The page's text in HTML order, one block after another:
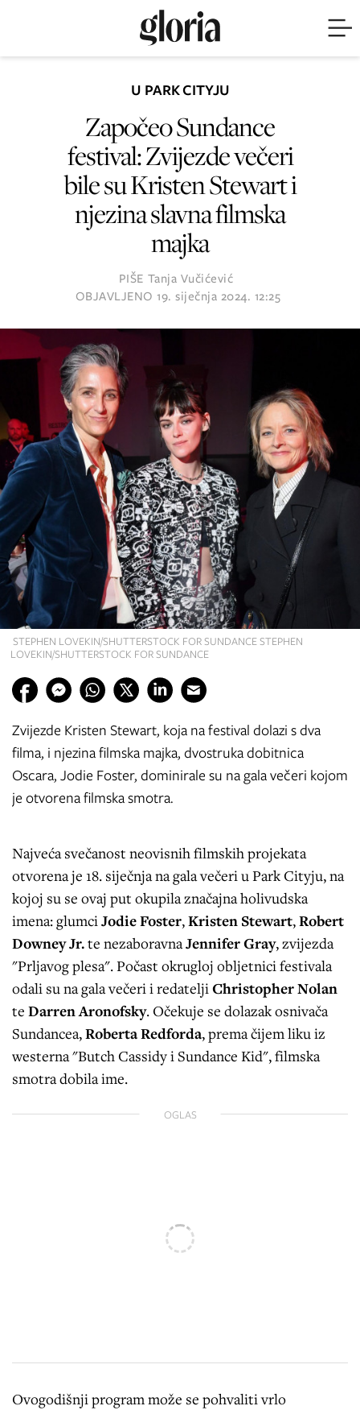
STEPHEN LOVEKIN/SHUTTERSTOCK FOR SUNDANCE STEPHEN
LOVEKIN/SHUTTERSTOCK FOR SUNDANCE
U PARK CITYJU
Započeo Sundance
festival: Zvijezde večeri
bile su Kristen Stewart i
njezina slavna filmska
majka
PIŠE Tanja Vučićević
OBJAVLJENO19. siječnja 2024. 12:25
Zvijezde Kristen Stewart, koja na festival dolazi s dva
filma, i njezina filmska majka, dvostruka dobitnica
Oscara, Jodie Foster, dominirale su na gala večeri kojom
je otvorena filmska smotra.
Najveća svečanost neovisnih filmskih projekata
otvorena je 18. siječnja na gala večeri u Park Cityju, na
kojoj su se ovaj put okupila značajna holivudska
imena: glumciJodie Foster,Kristen Stewart,Robert
Downey Jr.te nezaboravnaJennifer Gray, zvijezda
"Prljavog plesa". Počast okrugloj obljetnici festivala
odali su na gala večeri i redateljiChristopher Nolan
te Darren Aronofsky. Očekuje se dolazak osnivača
Sundancea,Roberta Redforda, prema čijem liku iz
westerna "Butch Cassidy i Sundance Kid", filmska
smotra dobila ime.
OGLAS
Ovogodišnji program može se pohvaliti vrlo